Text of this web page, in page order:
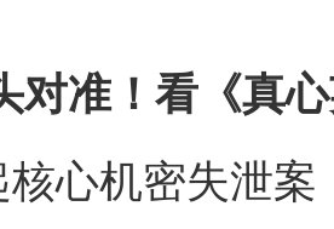
！看《真心
机密失泄案